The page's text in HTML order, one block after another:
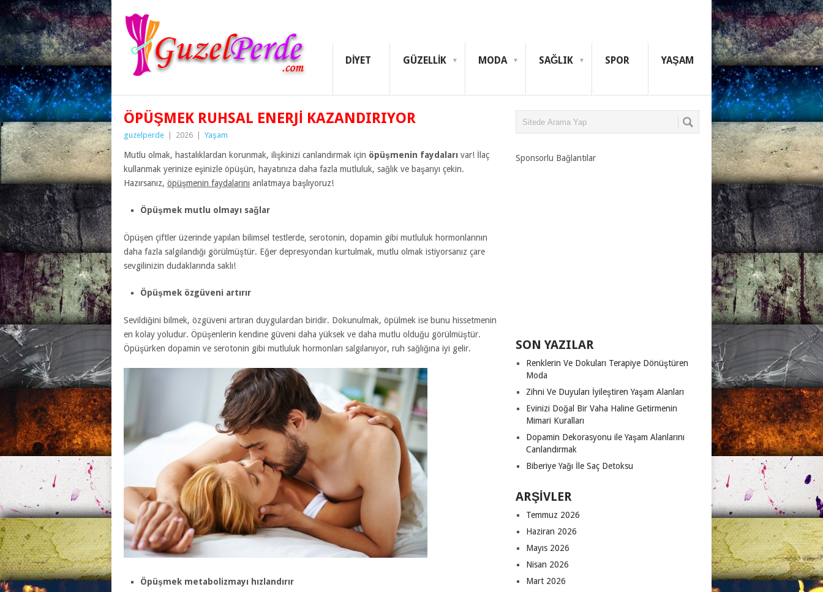
DIYET GÜZELLIK MODA SAĞLIK SPOR YAŞAM
ÖPÜŞMEK RUHSAL ENERJI KAZANDIRIYOR
guzelperde 2026 Yaşam
Mutlu olmak, hastalıklardan korunmak, ilişkinizi canlandırmak için öpüşmenin faydaları var! İlaç
kullanmak yerinize eşinizle öpüşün, hayatınıza daha fazla mutluluk, sağlık ve başarıyı çekin.
Hazırsanız, öpüşmenin faydalarını anlatmaya başlıyoruz!
Öpüşmek mutlu olmayı sağlar
Öpüşen çiftler üzerinde yapılan bilimsel testlerde, serotonin, dopamin gibi mutluluk hormonlarının
daha fazla salgılandığı görülmüştür. Eğer depresyondan kurtulmak, mutlu olmak istiyorsanız çare
sevgilinizin dudaklarında saklı!
Öpüşmek özgüveni artırır
Sevildiğini bilmek, özgüveni artıran duygulardan biridir. Dokunulmak, öpülmek ise bunu hissetmenin
en kolay yoludur. Öpüşenlerin kendine güveni daha yüksek ve daha mutlu olduğu görülmüştür.
Öpüşürken dopamin ve serotonin gibi mutluluk hormonları salgılanıyor, ruh sağlığına iyi gelir.
Öpüşmek metabolizmayı hızlandırır
Sponsorlu Bağlantılar
SON YAZILAR
Renklerin Ve Dokuları Terapiye Dönüştüren
Moda
Zihni Ve Duyuları İyileştiren Yaşam Alanları
Evinizi Doğal Bir Vaha Haline Getirmenin
Mimari Kuralları
Dopamin Dekorasyonu ile Yaşam Alanlarını
Canlandırmak
Biberiye Yağı İle Saç Detoksu
ARŞIVLER
Temmuz 2026
Haziran 2026
Mayıs 2026
Nisan 2026
Mart 2026